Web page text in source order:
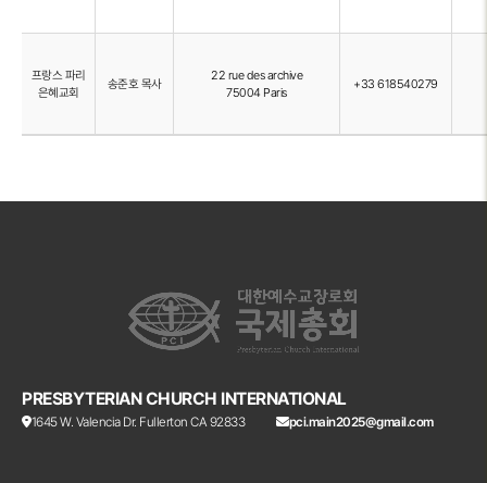
프랑스 파리
은혜교회
송준호 목사
22 rue des archive
75004 Paris
+33 618540279
PRESBYTERIAN CHURCH INTERNATIONAL
1645 W. Valencia Dr. Fullerton CA 92833 pci.main2025@gmail.com